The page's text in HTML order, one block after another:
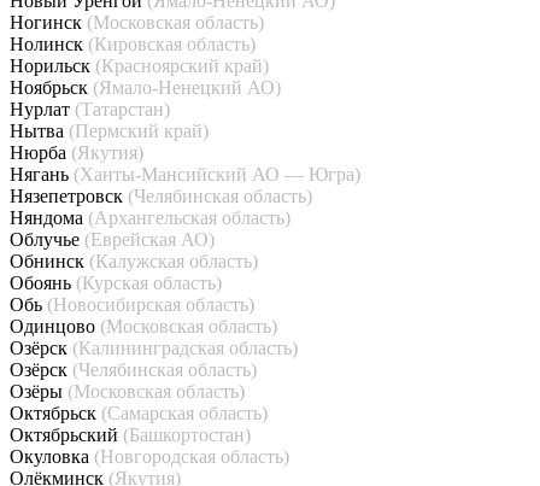
Ногинск (Московская область)
Нолинск (Кировская область)
Норильск (Красноярский край)
Ноябрьск (Ямало-Ненецкий АО)
Нурлат (Татарстан)
Нытва (Пермский край)
Нюрба (Якутия)
Нягань (Ханты-Мансийский АО — Югра)
Нязепетровск (Челябинская область)
Няндома (Архангельская область)
Облучье (Еврейская АО)
Обнинск (Калужская область)
Обоянь (Курская область)
Обь (Новосибирская область)
Одинцово (Московская область)
Озёрск (Калининградская область)
Озёрск (Челябинская область)
Озёры (Московская область)
Октябрьск (Самарская область)
Октябрьский (Башкортостан)
Окуловка (Новгородская область)
Олёкминск (Якутия)